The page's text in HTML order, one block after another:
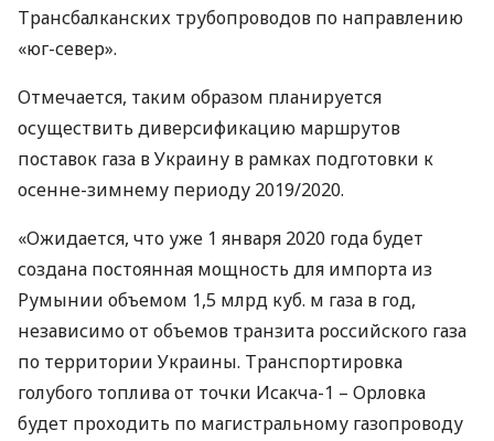
Трансбалканских трубопроводов по направлению
«юг-север».
Отмечается, таким образом планируется
осуществить диверсификацию маршрутов
поставок газа в Украину в рамках подготовки к
осенне-зимнему периоду 2019/2020.
«Ожидается, что уже 1 января 2020 года будет
создана постоянная мощность для импорта из
Румынии объемом 1,5 млрд куб. м газа в год,
независимо от объемов транзита российского газа
по территории Украины. Транспортировка
голубого топлива от точки Исакча-1 – Орловка
будет проходить по магистральному газопроводу